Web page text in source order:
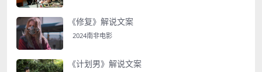
《修复》解说文案
2024南非电影
《计划男》解说文案